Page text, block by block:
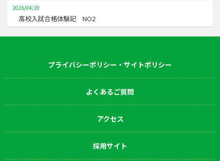
2026/04/20
高校入試合格体験記 NO2
プライバシーポリシー・サイトポリシー
よくあるご質問
アクセス
採用サイト